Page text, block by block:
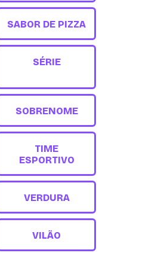
SABOR DE PIZZA
SÉRIE
SOBRENOME
TIME
ESPORTIVO
VERDURA
VILÃO